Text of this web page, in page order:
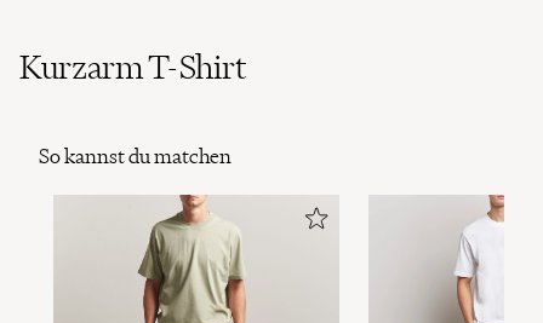
Kurzarm T-Shirt
So kannst du matchen